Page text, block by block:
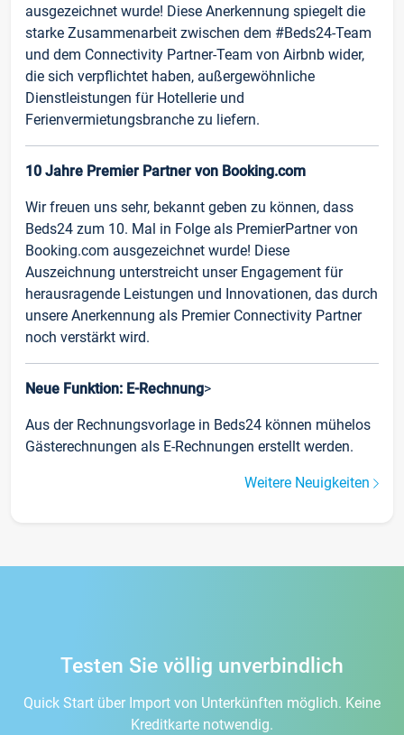
ausgezeichnet wurde! Diese Anerkennung spiegelt die
starke Zusammenarbeit zwischen dem #Beds24-Team
und dem Connectivity Partner-Team von Airbnb wider,
die sich verpflichtet haben, außergewöhnliche
Dienstleistungen für Hotellerie und
Ferienvermietungsbranche zu liefern.
10 Jahre Premier Partner von Booking.com
Wir freuen uns sehr, bekannt geben zu können, dass
Beds24 zum 10. Mal in Folge als PremierPartner von
Booking.com ausgezeichnet wurde! Diese
Auszeichnung unterstreicht unser Engagement für
herausragende Leistungen und Innovationen, das durch
unsere Anerkennung als Premier Connectivity Partner
noch verstärkt wird.
Neue Funktion: E-Rechnung>
Aus der Rechnungsvorlage in Beds24 können mühelos
Gästerechnungen als E-Rechnungen erstellt werden.
Weitere Neuigkeiten
Testen Sie völlig unverbindlich
Quick Start über Import von Unterkünften möglich. Keine
Kreditkarte notwendig.